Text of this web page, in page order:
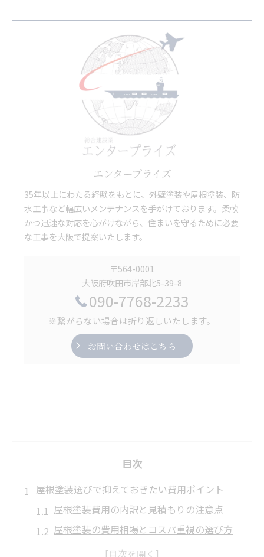
エンタープライズ
35年以上にわたる経験をもとに、外壁塗装や屋根塗装、防
水工事など幅広いメンテナンスを手がけております。柔軟
かつ迅速な対応を心がけながら、住まいを守るために必要
な工事を大阪で提案いたします。
〒564-0001
大阪府吹田市岸部北5-39-8
090-7768-2233
※繋がらない場合は折り返しいたします。
お問い合わせはこちら
目次
屋根塗装選びで抑えておきたい費用ポイント
屋根塗装費用の内訳と見積もりの注意点
屋根塗装の費用相場とコスパ重視の選び方
屋根塗装で隠れた追加費用を防ぐコツ